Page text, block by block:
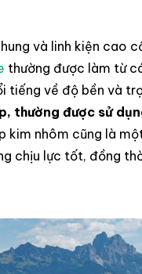
và linh kiện cao
thường được làm từ
tiếng về độ bền và
thường được sử
kim nhôm cũng là
chịu lực tốt, đồng